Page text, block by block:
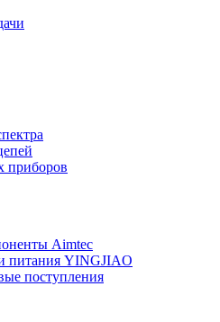
приборов
Aimtec
питания YINGJIAO
поступления